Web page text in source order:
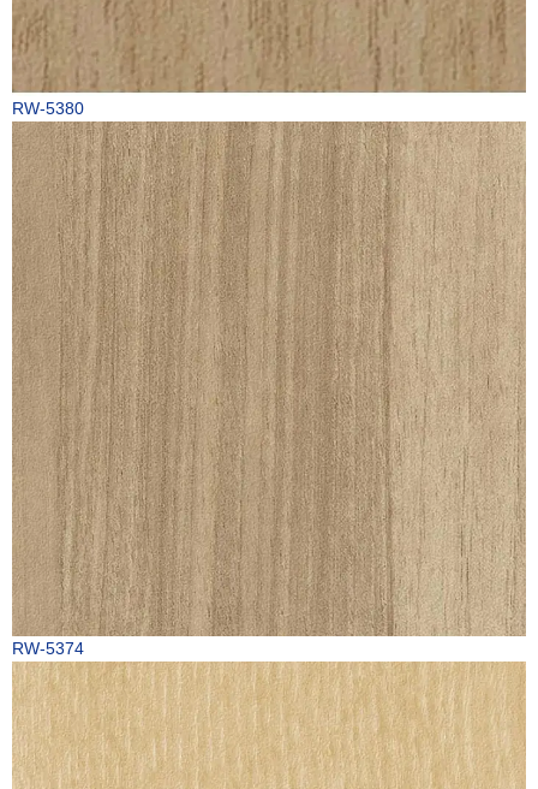
RW-5380
RW-5374